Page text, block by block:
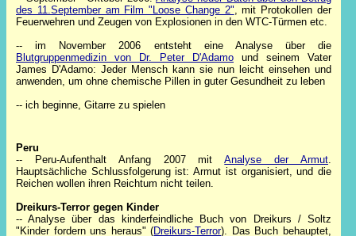
des 11.September am Film "Loose Change 2", mit Protokollen der
Feuerwehren und Zeugen von Explosionen in den WTC-Türmen etc.
-- im November 2006 entsteht eine Analyse über die
Blutgruppenmedizin von Dr. Peter D'Adamo und seinem Vater
James D'Adamo: Jeder Mensch kann sie nun leicht einsehen und
anwenden, um ohne chemische Pillen in guter Gesundheit zu leben
-- ich beginne, Gitarre zu spielen
Peru
-- Peru-Aufenthalt Anfang 2007 mitAnalyse der Armut.
Hauptsächliche Schlussfolgerung ist: Armut ist organisiert, und die
Reichen wollen ihren Reichtum nicht teilen.
Dreikurs-Terror gegen Kinder
-- Analyse über das kinderfeindliche Buch von Dreikurs / Soltz
"Kinder fordern uns heraus" (Dreikurs-Terror). Das Buch behauptet,